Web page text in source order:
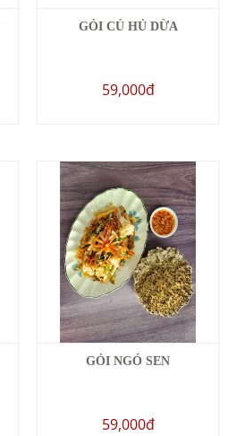
GỎI CỦ HỦ DỪA
59,000đ
GỎI NGÓ SEN
59,000đ